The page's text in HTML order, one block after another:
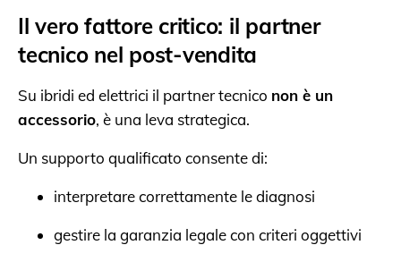
Il vero fattore critico: il partner
tecnico nel post-vendita
Su ibridi ed elettrici il partner tecnico non è un
accessorio, è una leva strategica.
Un supporto qualificato consente di:
interpretare correttamente le diagnosi
gestire la garanzia legale con criteri oggettivi